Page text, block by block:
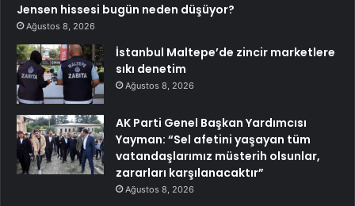
Jensen hissesi bugün neden düşüyor?
Ağustos 8, 2026
İstanbul Maltepe’de zincir marketlere
sıkı denetim
Ağustos 8, 2026
AK Parti Genel Başkan Yardımcısı
Yayman: “Sel afetini yaşayan tüm
vatandaşlarımız müsterih olsunlar,
zararları karşılanacaktır”
Ağustos 8, 2026